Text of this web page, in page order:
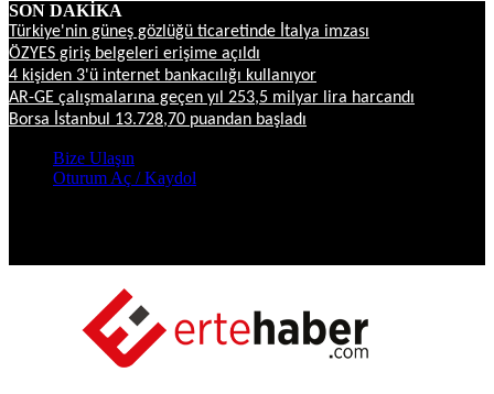
SON DAKİKA
Türkiye'nin güneş gözlüğü ticaretinde İtalya imzası
ÖZYES giriş belgeleri erişime açıldı
4 kişiden 3'ü internet bankacılığı kullanıyor
AR-GE çalışmalarına geçen yıl 253,5 milyar lira harcandı
Borsa İstanbul 13.728,70 puandan başladı
Bize Ulaşın
Oturum Aç / Kaydol